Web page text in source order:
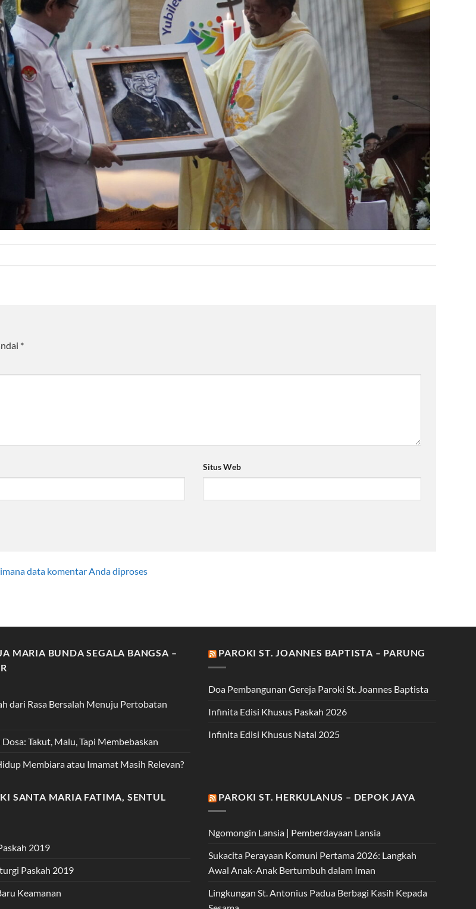
*
Situs Web
data komentar Anda diproses
MARIA BUNDA SEGALA BANGSA –
dari Rasa Bersalah Menuju Pertobatan
Takut, Malu, Tapi Membebaskan
Membiara atau Imamat Masih Relevan?
PAROKI ST. JOANNES BAPTISTA – PARUNG
Doa Pembangunan Gereja Paroki St. Joannes Baptista
Infinita Edisi Khusus Paskah 2026
Infinita Edisi Khusus Natal 2025
SANTA MARIA FATIMA, SENTUL
2019
Paskah 2019
Keamanan
PAROKI ST. HERKULANUS – DEPOK JAYA
Ngomongin Lansia | Pemberdayaan Lansia
Sukacita Perayaan Komuni Pertama 2026: Langkah
Awal Anak-Anak Bertumbuh dalam Iman
Lingkungan St. Antonius Padua Berbagi Kasih Kepada